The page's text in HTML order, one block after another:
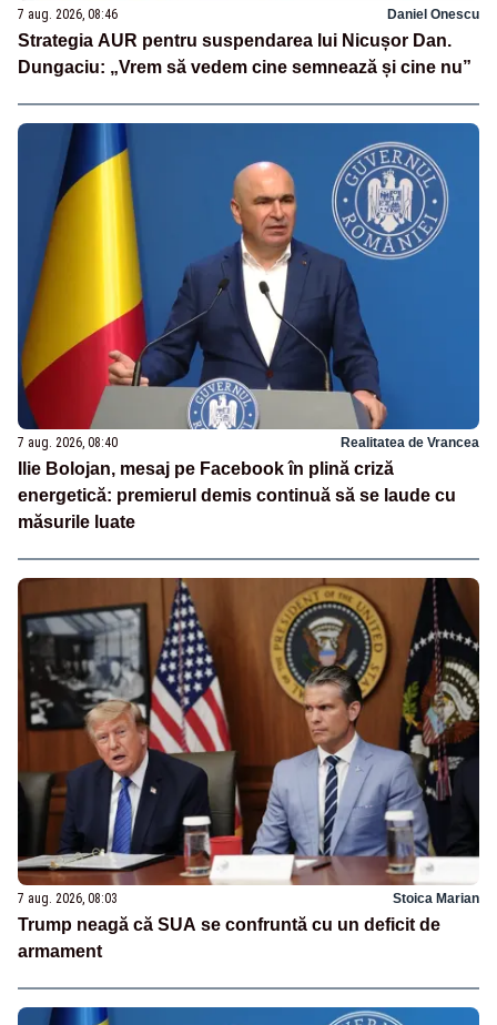
7 aug. 2026, 08:46 Daniel Onescu
Strategia AUR pentru suspendarea lui Nicușor Dan.
Dungaciu: „Vrem să vedem cine semnează și cine nu”
7 aug. 2026, 08:40 Realitatea de Vrancea
Ilie Bolojan, mesaj pe Facebook în plină criză
energetică: premierul demis continuă să se laude cu
măsurile luate
7 aug. 2026, 08:03 Stoica Marian
Trump neagă că SUA se confruntă cu un deficit de
armament